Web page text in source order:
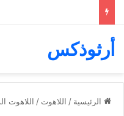
أرثوذكس
الرئيسية / اللاهوت / اللاهوت